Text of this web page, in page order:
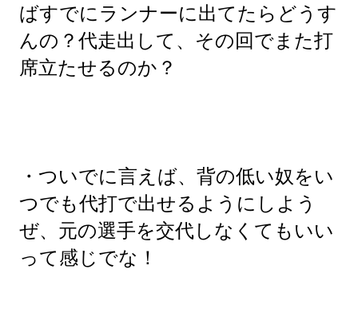
ばすでにランナーに出てたらどうす
んの？代走出して、その回でまた打
席立たせるのか？
・ついでに言えば、背の低い奴をい
つでも代打で出せるようにしよう
ぜ、元の選手を交代しなくてもいい
って感じでな！